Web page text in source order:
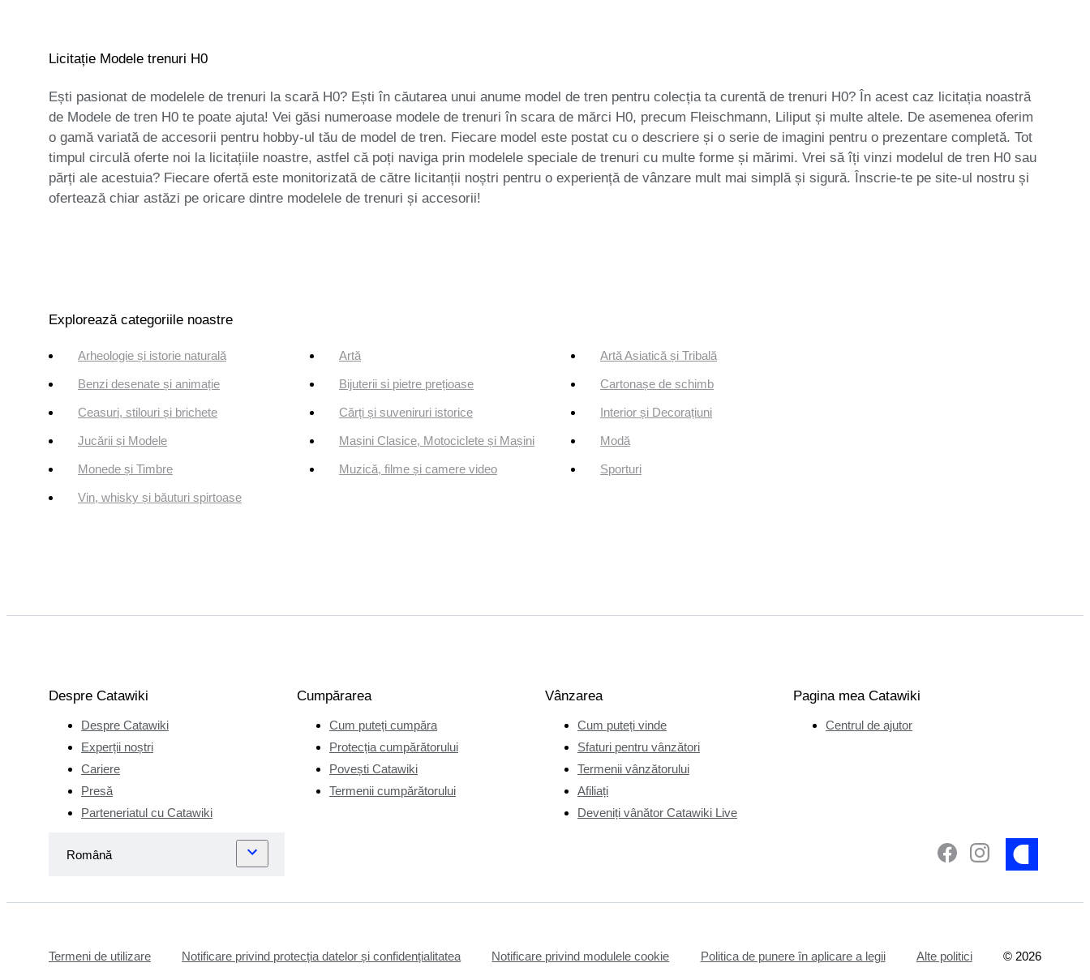
Licitație Modele trenuri H0
Ești pasionat de modelele de trenuri la scară H0? Ești în căutarea unui anume model de tren pentru colecția ta curentă de trenuri H0? În acest caz licitația noastră
de Modele de tren H0 te poate ajuta! Vei găsi numeroase modele de trenuri în scara de mărci H0, precum Fleischmann, Liliput și multe altele. De asemenea oferim
o gamă variată de accesorii pentru hobby-ul tău de model de tren. Fiecare model este postat cu o descriere și o serie de imagini pentru o prezentare completă. Tot
timpul circulă oferte noi la licitațiile noastre, astfel că poți naviga prin modelele speciale de trenuri cu multe forme și mărimi. Vrei să îți vinzi modelul de tren H0 sau
părți ale acestuia? Fiecare ofertă este monitorizată de către licitanții noștri pentru o experiență de vânzare mult mai simplă și sigură. Înscrie-te pe site-ul nostru și
ofertează chiar astăzi pe oricare dintre modelele de trenuri și accesorii!
Explorează categoriile noastre
Arheologie și istorie naturală Artă Artă Asiatică și Tribală
Benzi desenate și animație Bijuterii si pietre prețioase Cartonașe de schimb
Ceasuri, stilouri și brichete Cărți și suveniruri istorice Interior și Decorațiuni
Jucării și Modele Mașini Clasice, Motociclete și Mașini Modă
Monede și Timbre Muzică, filme și camere video Sporturi
Vin, whisky și băuturi spirtoase
Despre Catawiki
Despre Catawiki
Experții noștri
Cariere
Presă
Parteneriatul cu Catawiki
Cumpărarea
Cum puteți cumpăra
Protecția cumpărătorului
Povești Catawiki
Termenii cumpărătorului
Vânzarea
Cum puteți vinde
Sfaturi pentru vânzători
Termenii vânzătorului
Afiliați
Deveniți vânător Catawiki Live
Pagina mea Catawiki
Centrul de ajutor
Termeni de utilizare Notificare privind protecția datelor și confidențialitatea Notificare privind modulele cookie Politica de punere în aplicare a legii Alte politici © 2026